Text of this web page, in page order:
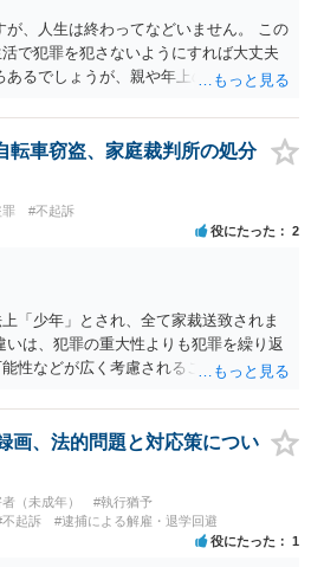
が考慮されます。景品表示法について
のものではないため対象外と考えられ
目的外利用や金銭徴収の可否など）へ
ます。 【質問3への回答】 主催者とし
です。また、自治会館の管理者に対
的を事前に正確に伝えて了解を得てお
、人生は終わってなどいません。 この
で犯罪を犯さないようにすれば大丈夫
るでしょうが、親や年上の兄弟や信頼
転車窃盗、家庭裁判所の処分
#不起訴
役にたった 2
「少年」とされ、全て家裁送致されま
は、犯罪の重大性よりも犯罪を繰り返
性などが広く考慮されることです。 そ
とも、不良交友等が原因で、保護観察
あります。 本件生活状況が分かりません
くいのですが、通常初犯の自転車窃盗
判不開始か不処分となる可能性はあり
画、法的問題と対応策につい
（未成年）
#執行猶予
不起訴 #逮捕による解雇・退学回避
役にたった 1